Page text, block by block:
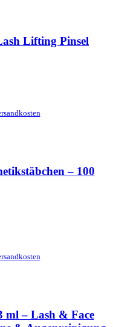
Lifting Pinsel
– 100
ml – Lash & Face